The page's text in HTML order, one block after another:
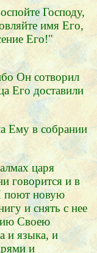
Господу,
имя Его,
Его!"
Он сотворил
Его доставили
Ему в собрании
царя
говорится и в
поют новую
и снять с нее
Своею
и языка, и
и